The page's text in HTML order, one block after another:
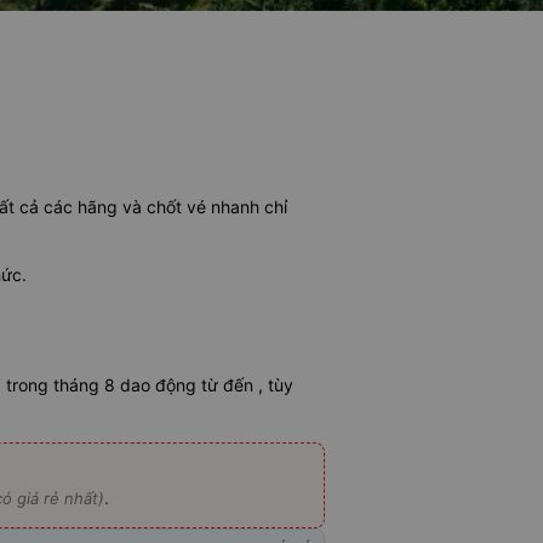
cả các hãng và chốt vé nhanh chỉ
tháng 8 dao động từ đến , tùy
giá rẻ nhất).